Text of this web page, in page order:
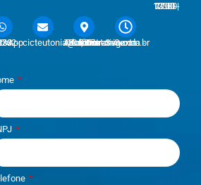
WhatsAppcicteutonia@cicteutonia.com.br
Rua Um Sul, 77 - Centro Administrativo Teutônia - RS Segunda - Sexta
7:30 - 12:00 | 13:30 - 17:30